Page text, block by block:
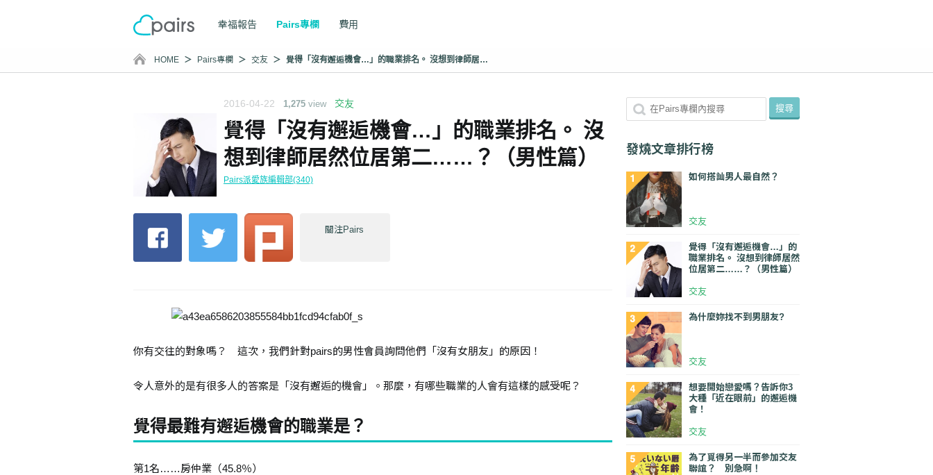
幸福報告 Pairs專欄 費用
HOME Pairs專欄 交友 覺得「沒有邂逅機會…」的職業排名。 沒想到律師居然位居第二……？（男性篇）
2016-04-22 1,275 view 交友
覺得「沒有邂逅機會…」的職業排名。 沒
想到律師居然位居第二……？（男性篇）
Pairs派愛族編輯部(340)
關注Pairs
你有交往的對象嗎？ 這次，我們針對pairs的男性會員詢問他們「沒有女朋友」的原因！
令人意外的是有很多人的答案是「沒有邂逅的機會」。那麼，有哪些職業的人會有這樣的感受呢？
覺得最難有邂逅機會的職業是？
第1名……房仲業（45.8％）
發燒文章排行榜
如何搭訕男人最自然？
交友
覺得「沒有邂逅機會…」的
職業排名。 沒想到律師居然
位居第二……？（男性篇）
交友
為什麼妳找不到男朋友?
交友
想要開始戀愛嗎？告訴你3
大種「近在眼前」的邂逅機
會！
交友
為了覓得另一半而參加交友
聯誼？ 別急啊！